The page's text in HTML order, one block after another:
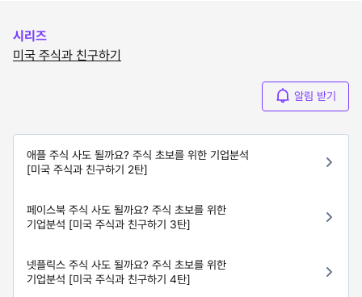
시리즈
미국 주식과 친구하기
알림 받기
애플 주식 사도 될까요? 주식 초보를 위한 기업분석
[미국 주식과 친구하기 2탄]
페이스북 주식 사도 될까요? 주식 초보를 위한
기업분석 [미국 주식과 친구하기 3탄]
넷플릭스 주식 사도 될까요? 주식 초보를 위한
기업분석 [미국 주식과 친구하기 4탄]